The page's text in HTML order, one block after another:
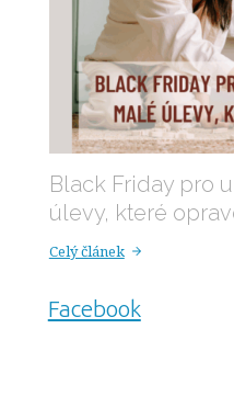
Black Friday pro
úlevy, které
Celý článek
Facebook